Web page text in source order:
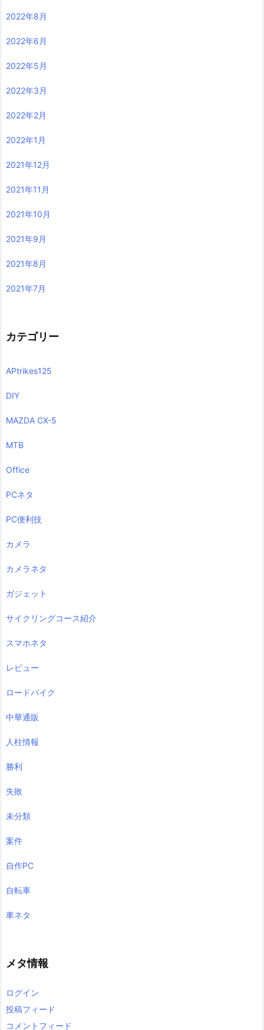
2022年8月
2022年6月
2022年5月
2022年3月
2022年2月
2022年1月
2021年12月
2021年11月
2021年10月
2021年9月
2021年8月
2021年7月
カテゴリー
APtrikes125
DIY
MAZDA CX-5
MTB
Office
PCネタ
PC便利技
カメラ
カメラネタ
ガジェット
サイクリングコース紹介
スマホネタ
レビュー
ロードバイク
中華通販
人柱情報
勝利
失敗
未分類
案件
自作PC
自転車
車ネタ
メタ情報
ログイン
投稿フィード
コメントフィード